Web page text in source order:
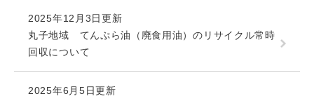
2025年12月3日更新
丸子地域 てんぷら油（廃食用油）のリサイクル常時
回収について
2025年6月5日更新